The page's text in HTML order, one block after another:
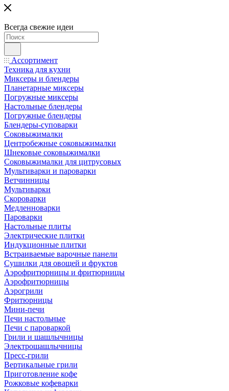
Всегда свежие идеи
Ассортимент
Техника для кухни
Миксеры и блендеры
Планетарные миксеры
Погружные миксеры
Настольные блендеры
Погружные блендеры
Блендеры-суповарки
Соковыжималки
Центробежные соковыжималки
Шнековые соковыжималки
Соковыжималки для цитрусовых
Мультиварки и пароварки
Ветчинницы
Мультиварки
Скороварки
Медленноварки
Пароварки
Настольные плиты
Электрические плитки
Индукционные плитки
Встраиваемые варочные панели
Сушилки для овощей и фруктов
Аэрофритюрницы и фритюрницы
Аэрофритюрницы
Аэрогрили
Фритюрницы
Мини-печи
Печи настольные
Печи с пароваркой
Грили и шашлычницы
Электрошашлычницы
Пресс-грили
Вертикальные грили
Приготовление кофе
Рожковые кофеварки